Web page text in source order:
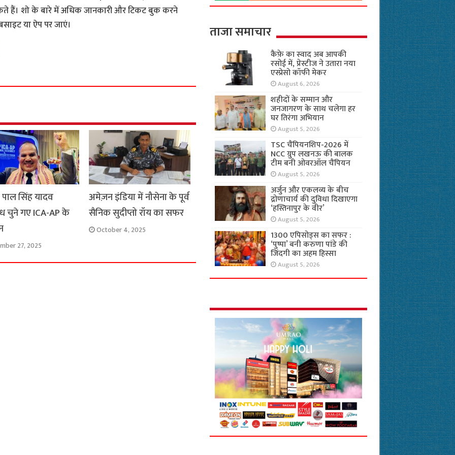
हैं। शो के बारे में अधिक जानकारी और टिकट बुक करने
या ऐप पर जाएं।
पाल सिंह यादव
चुने गए ICA-AP के
27, 2025
अमेज़न इंडिया में नौसेना के पूर्व
सैनिक सुदीप्तो रॉय का सफर
October 4, 2025
ताजा समाचार
कैफ़े का स्वाद अब आपकी
रसोई में, प्रेस्टीज ने उतारा नया
एस्प्रेसो कॉफी मेकर
August 6, 2026
शहीदों के सम्मान और
जनजागरण के साथ चलेगा हर
घर तिरंगा अभियान
August 5, 2026
TSC चैंपियनशिप-2026 में
NCC ग्रुप लखनऊ की बालक
टीम बनी ओवरऑल चैंपियन
August 5, 2026
अर्जुन और एकलव्य के बीच
द्रोणाचार्य की दुविधा दिखाएगा
‘हस्तिनापुर के वीर’
August 5, 2026
1300 एपिसोड्स का सफर :
‘पुष्पा’ बनी करुणा पांडे की
जिंदगी का अहम हिस्सा
August 5, 2026